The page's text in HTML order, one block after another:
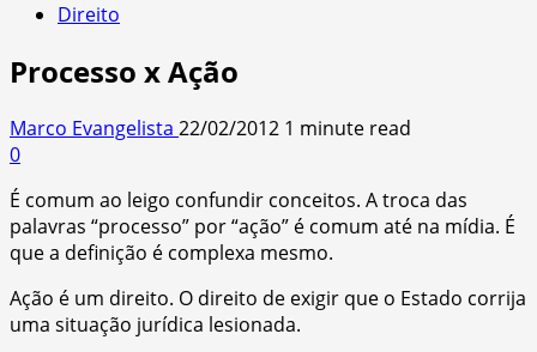
Direito
Processo x Ação
Marco Evangelista 22/02/2012 1 minute read
0
É comum ao leigo confundir conceitos. A troca das
palavras “processo” por “ação” é comum até na mídia. É
que a definição é complexa mesmo.
Ação é um direito. O direito de exigir que o Estado corrija
uma situação jurídica lesionada.